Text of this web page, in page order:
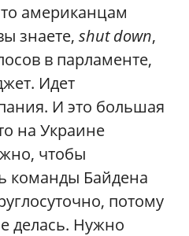
американцам
знаете, shut down,
в парламенте,
Идет
И это большая
на Украине
чтобы
команды Байдена
потому
делась. Нужно